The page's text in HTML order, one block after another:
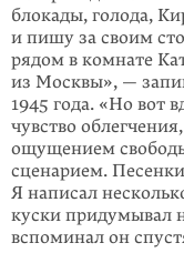
блокады, голода,
и пишу за своим
рядом в комнате
из Москвы», —
1945 года. «Но вот
чувство
ощущением
сценарием.
Я написал
куски придумывал
вспоминал он